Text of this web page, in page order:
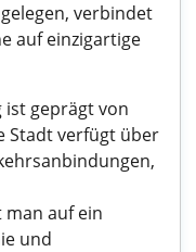
verbindet
auf einzigartige
ist geprägt von
Stadt verfügt über
auf ein
und